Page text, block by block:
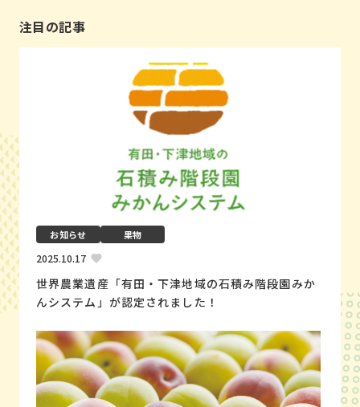
注目の記事
お知らせ 果物
2025.10.17
世界農業遺産「有田・下津地域の石積み階段園みか
んシステム」が認定されました！